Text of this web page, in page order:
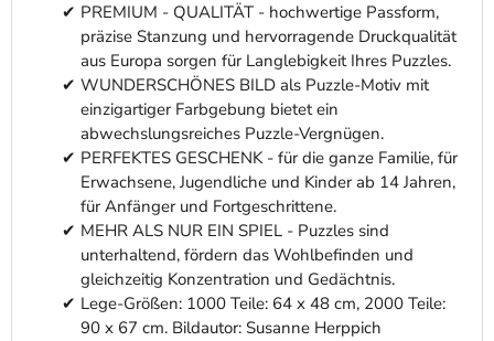
PREMIUM - QUALITÄT - hochwertige Passform,
präzise Stanzung und hervorragende Druckqualität
aus Europa sorgen für Langlebigkeit Ihres Puzzles.
WUNDERSCHÖNES BILD als Puzzle-Motiv mit
einzigartiger Farbgebung bietet ein
abwechslungsreiches Puzzle-Vergnügen.
PERFEKTES GESCHENK - für die ganze Familie, für
Erwachsene, Jugendliche und Kinder ab 14 Jahren,
für Anfänger und Fortgeschrittene.
MEHR ALS NUR EIN SPIEL - Puzzles sind
unterhaltend, fördern das Wohlbefinden und
gleichzeitig Konzentration und Gedächtnis.
Lege-Größen: 1000 Teile: 64 x 48 cm, 2000 Teile:
90 x 67 cm. Bildautor: Susanne Herppich